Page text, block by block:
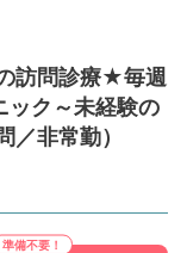
訪問診療★毎週
ク～未経験の
非常勤）